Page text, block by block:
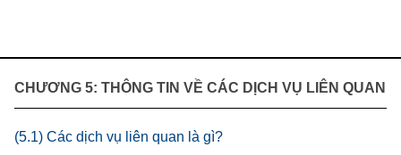
CHƯƠNG 5: THÔNG TIN VỀ CÁC DỊCH VỤ LIÊN QUAN
(5.1) Các dịch vụ liên quan là gì?